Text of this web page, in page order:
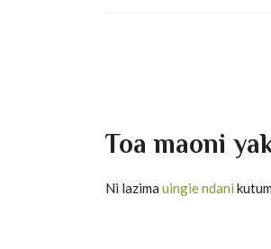
Toa maoni
Ni lazima uingie ndani